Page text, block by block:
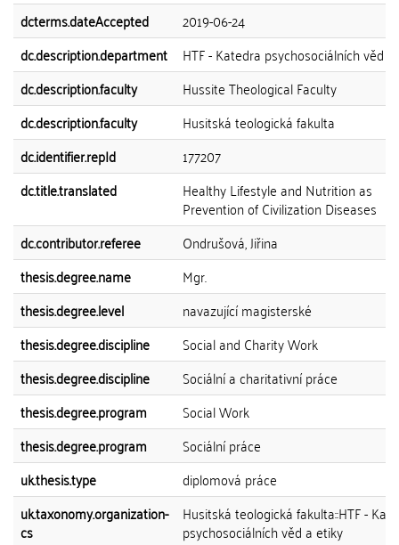
dcterms.dateAccepted
2019-06-24
dc.description.department
HTF - Katedra psychosociálních věd
dc.description.faculty
Hussite Theological Faculty
dc.description.faculty
Husitská teologická fakulta
dc.identifier.repId
177207
dc.title.translated
Healthy Lifestyle and Nutrition as
Prevention of Civilization Diseases
dc.contributor.referee
Ondrušová, Jiřina
thesis.degree.name
Mgr.
thesis.degree.level
navazující magisterské
thesis.degree.discipline
Social and Charity Work
thesis.degree.discipline
Sociální a charitativní práce
thesis.degree.program
Social Work
thesis.degree.program
Sociální práce
uk.thesis.type
diplomová práce
uk.taxonomy.organization-
cs
Husitská teologická fakulta::HTF -
psychosociálních věd a etiky